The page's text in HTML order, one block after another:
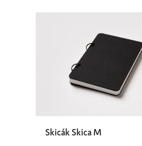
Skicák Skica M